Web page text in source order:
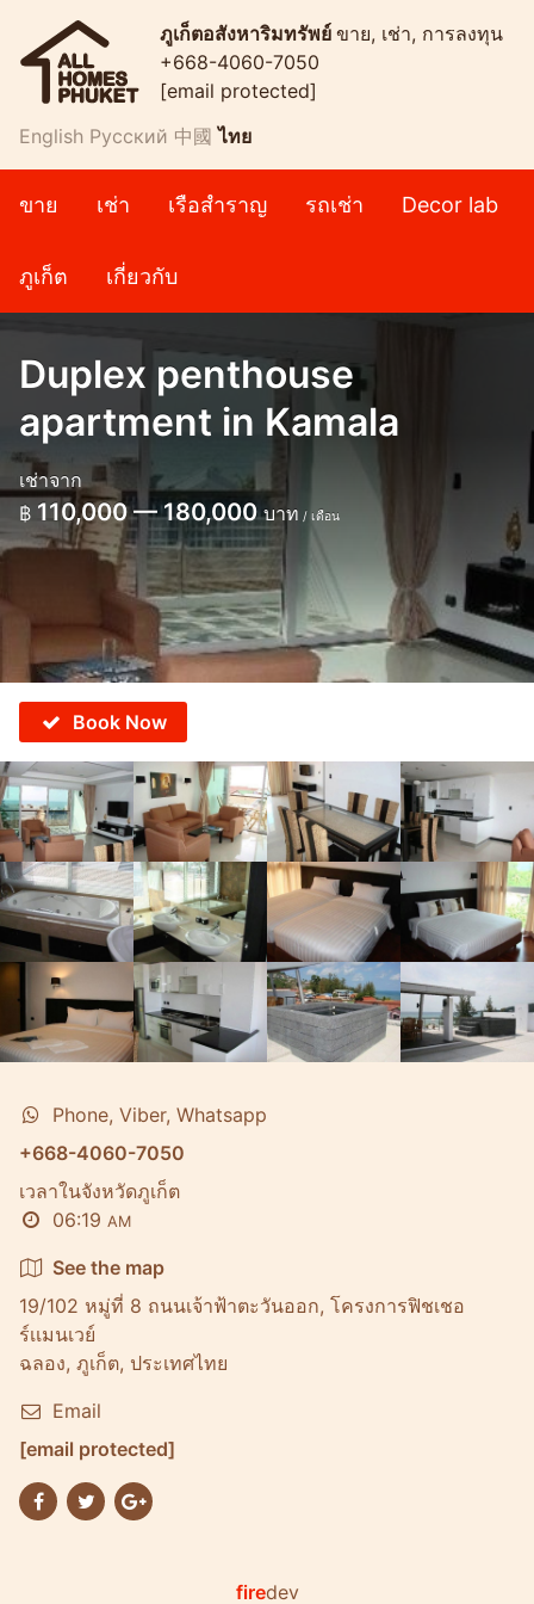
ภูเก็ตอสังหาริมทรัพย์ ขาย, เช่า, การลงทุน
+668-4060-7050
[email protected]
English Русский 中國 ไทย
ขาย เช่า เรือสำราญ รถเช่า Decor lab
ภูเก็ต เกี่ยวกับ
Duplex penthouse
apartment in Kamala
เช่าจาก
฿ 110,000 — 180,000บาท / เดือน
Book Now
Phone, Viber, Whatsapp
+668-4060-7050
เวลาในจังหวัดภูเก็ต
06:19 AM
See the map
19/102 หมู่ที่ 8 ถนนเจ้าฟ้าตะวันออก, โครงการฟิชเชอ
ร์เเมนเวย์
ฉลอง, ภูเก็ต, ประเทศไทย
Email
[email protected]
firedev